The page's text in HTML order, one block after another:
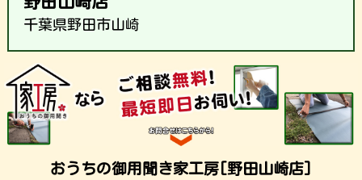
千葉県野田市山崎
おうちの御用聞き家工房[野田山崎店]